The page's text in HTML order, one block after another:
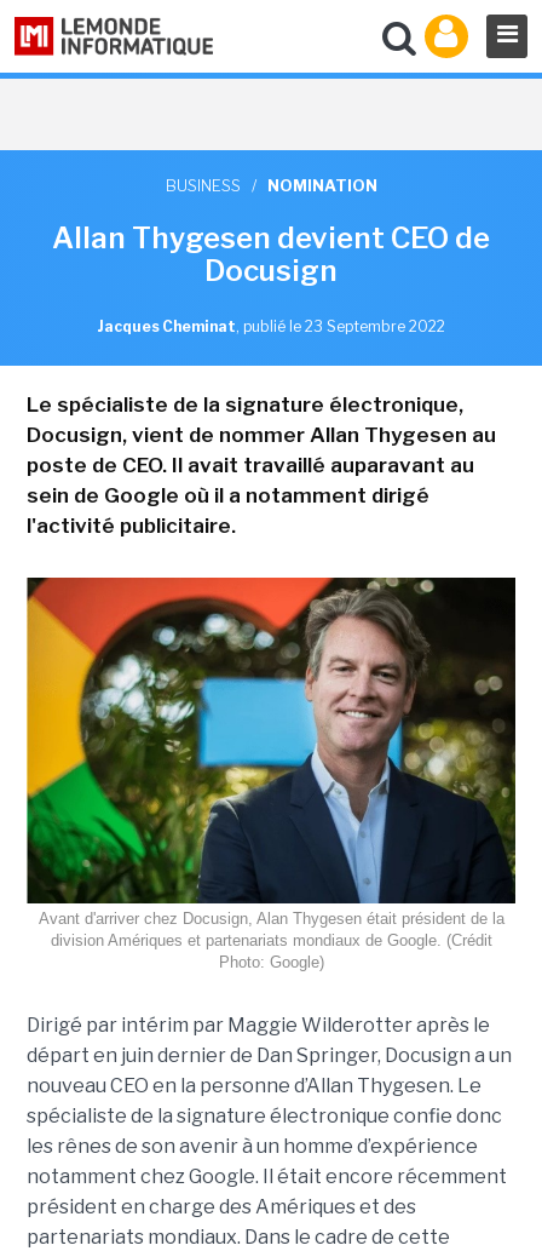
BUSINESS / NOMINATION
Allan Thygesen devient CEO de
Docusign
Jacques Cheminat, publié le 23 Septembre 2022
Le spécialiste de la signature électronique,
Docusign, vient de nommer Allan Thygesen au
poste de CEO. Il avait travaillé auparavant au
sein de Google où il a notamment dirigé
l'activité publicitaire.
Avant d'arriver chez Docusign, Alan Thygesen était président de la
division Amériques et partenariats mondiaux de Google. (Crédit
Photo: Google)
Dirigé par intérim par Maggie Wilderotter après le
départ en juin dernier de Dan Springer, Docusign a un
nouveau CEO en la personne d’Allan Thygesen. Le
spécialiste de la signature électronique confie donc
les rênes de son avenir à un homme d’expérience
notamment chez Google. Il était encore récemment
président en charge des Amériques et des
partenariats mondiaux. Dans le cadre de cette